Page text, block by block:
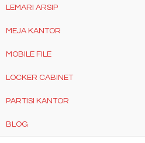
LEMARI ARSIP
MEJA KANTOR
MOBILE FILE
LOCKER CABINET
PARTISI KANTOR
BLOG